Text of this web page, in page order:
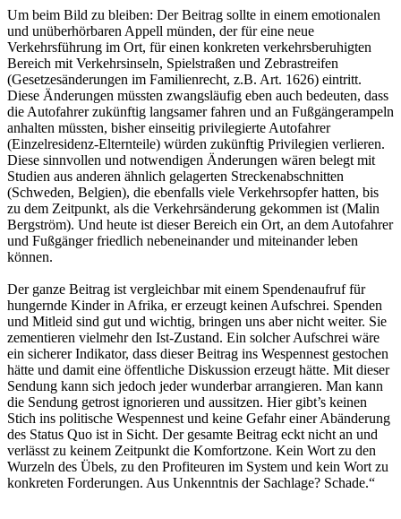
Um beim Bild zu bleiben: Der Beitrag sollte in einem emotionalen
und unüberhörbaren Appell münden, der für eine neue
Verkehrsführung im Ort, für einen konkreten verkehrsberuhigten
Bereich mit Verkehrsinseln, Spielstraßen und Zebrastreifen
(Gesetzesänderungen im Familienrecht, z.B. Art. 1626) eintritt.
Diese Änderungen müssten zwangsläufig eben auch bedeuten, dass
die Autofahrer zukünftig langsamer fahren und an Fußgängerampeln
anhalten müssten, bisher einseitig privilegierte Autofahrer
(Einzelresidenz-Elternteile) würden zukünftig Privilegien verlieren.
Diese sinnvollen und notwendigen Änderungen wären belegt mit
Studien aus anderen ähnlich gelagerten Streckenabschnitten
(Schweden, Belgien), die ebenfalls viele Verkehrsopfer hatten, bis
zu dem Zeitpunkt, als die Verkehrsänderung gekommen ist (Malin
Bergström). Und heute ist dieser Bereich ein Ort, an dem Autofahrer
und Fußgänger friedlich nebeneinander und miteinander leben
können.
Der ganze Beitrag ist vergleichbar mit einem Spendenaufruf für
hungernde Kinder in Afrika, er erzeugt keinen Aufschrei. Spenden
und Mitleid sind gut und wichtig, bringen uns aber nicht weiter. Sie
zementieren vielmehr den Ist-Zustand. Ein solcher Aufschrei wäre
ein sicherer Indikator, dass dieser Beitrag ins Wespennest gestochen
hätte und damit eine öffentliche Diskussion erzeugt hätte. Mit dieser
Sendung kann sich jedoch jeder wunderbar arrangieren. Man kann
die Sendung getrost ignorieren und aussitzen. Hier gibt’s keinen
Stich ins politische Wespennest und keine Gefahr einer Abänderung
des Status Quo ist in Sicht. Der gesamte Beitrag eckt nicht an und
verlässt zu keinem Zeitpunkt die Komfortzone. Kein Wort zu den
Wurzeln des Übels, zu den Profiteuren im System und kein Wort zu
konkreten Forderungen. Aus Unkenntnis der Sachlage? Schade.“